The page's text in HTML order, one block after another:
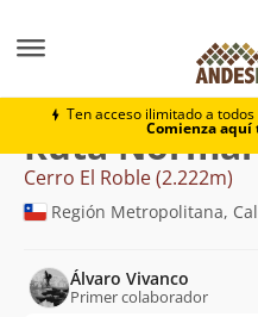
Ten acceso ilimitado a
Comienza
Cerro El
Ruta
Cerro El Roble (2.222m)
Región Metropolitana,
Álvaro Vivanco
Primer colaborador